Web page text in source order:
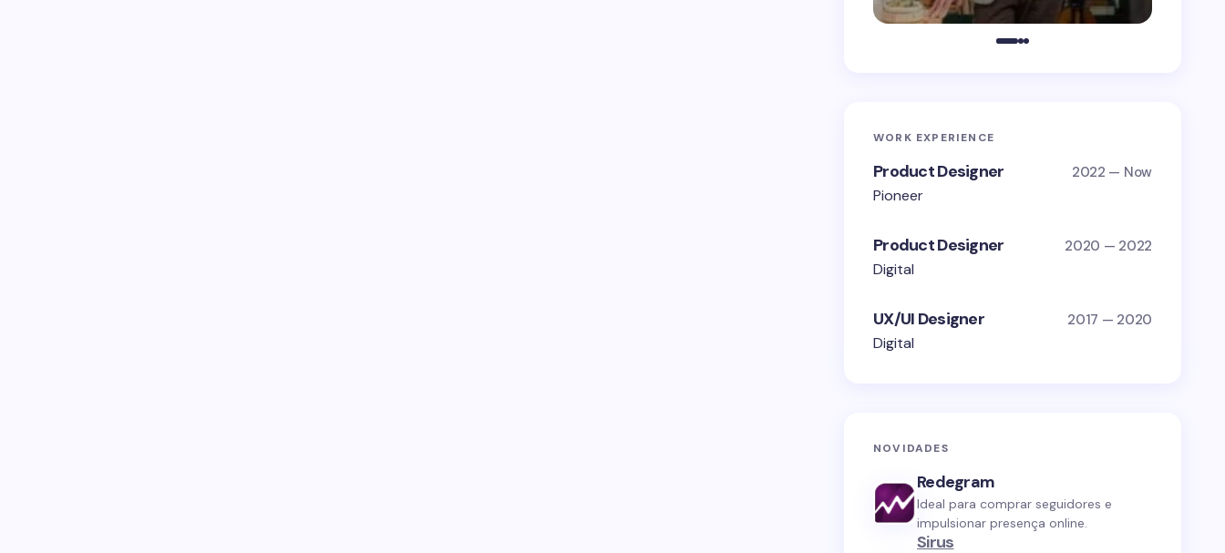
WORK EXPERIENCE
Product Designer 2022 — Now
Pioneer
Product Designer 2020 — 2022
Digital
UX/UI Designer 2017 — 2020
Digital
NOVIDADES
Redegram
Ideal para comprar seguidores e
impulsionar presença online.
Sirus